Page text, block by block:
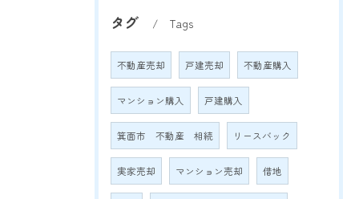
タグ Tags
不動産売却 戸建売却 不動産購入
マンション購入 戸建購入
箕面市 不動産 相続 リースバック
実家売却 マンション売却 借地